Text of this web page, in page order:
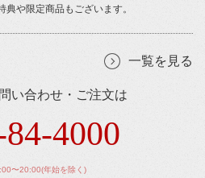
典や限定商品もございます。
一覧を見る
い合わせ・ご注文は
4000
〜20:00(年始を除く)